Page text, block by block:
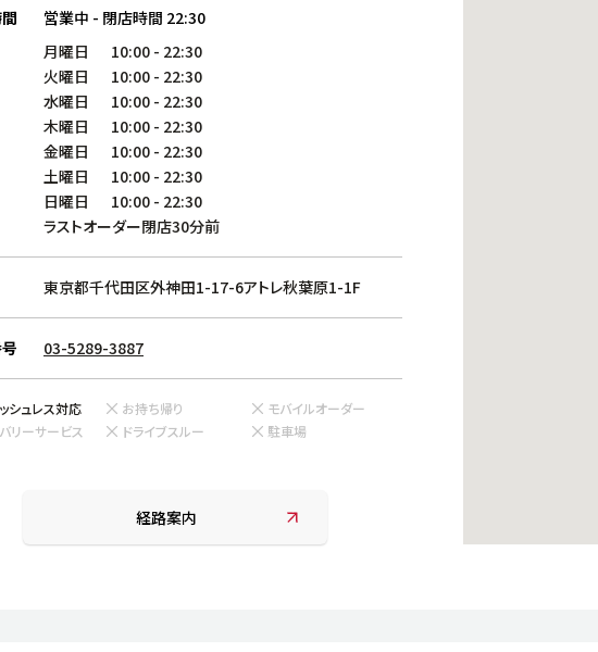
営業中 - 閉店時間 22:30
月曜日 10:00 - 22:30
火曜日
10:00 - 22:30
水曜日
10:00 - 22:30
木曜日
10:00 - 22:30
金曜日
10:00 - 22:30
土曜日
10:00 - 22:30
日曜日
10:00 - 22:30
ラストオーダー閉店30分前
東京都千代田区外神田1-17-6アトレ秋葉原1-1F
03-5289-3887
シュレス対応 お持ち帰り
モバイルオーダー
リーサービス
ドライブスルー 駐車場
経路案内